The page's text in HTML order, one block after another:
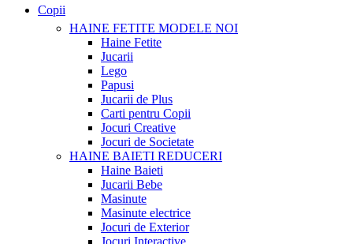
Copii
HAINE FETITE MODELE NOI
Haine Fetite
Jucarii
Lego
Papusi
Jucarii de Plus
Carti pentru Copii
Jocuri Creative
Jocuri de Societate
HAINE BAIETI REDUCERI
Haine Baieti
Jucarii Bebe
Masinute
Masinute electrice
Jocuri de Exterior
Jocuri Interactive